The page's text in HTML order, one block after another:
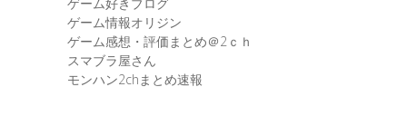
ゲーム情報オリジン
ゲーム感想・評価まとめ＠2ｃｈ
スマブラ屋さん
モンハン2chまとめ速報